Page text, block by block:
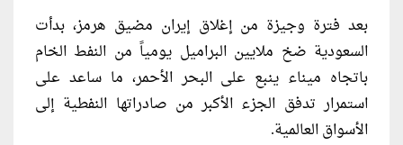
بعد فترة وجيزة من إغلاق إيران مضيق هرمز، بدأت
السعودية ضخ ملايين البراميل يومياً من النفط الخام
باتجاه ميناء ينبع على البحر الأحمر، ما ساعد على
استمرار تدفق الجزء الأكبر من صادراتها النفطية إلى
الأسواق العالمية.